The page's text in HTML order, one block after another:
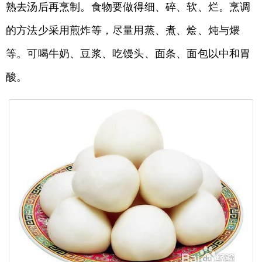
熟去汤后再烹制。食物要做得细、碎、软、烂。烹调
的方法少采用煎炸等，尽量用蒸、煮、烩、炖与煨
等。可喝牛奶、豆浆、吃馒头、面条、面包以中和胃
酸。